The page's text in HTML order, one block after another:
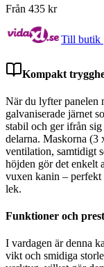
Från 435 kr
Till butik
Kompakt
När du lyfter panelen
galvaniserade järnet
stabil och ger ifrån
delarna. Maskorna (3
ventilation, samtidigt
höjden gör det enkelt
vuxen kanin – perfekt
lek.
Funktioner och
I vardagen är denna
vikt och smidiga